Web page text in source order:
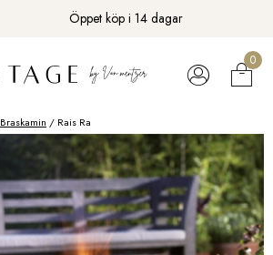
Öppet köp i 14 dagar
0
Braskamin / Rais Ra